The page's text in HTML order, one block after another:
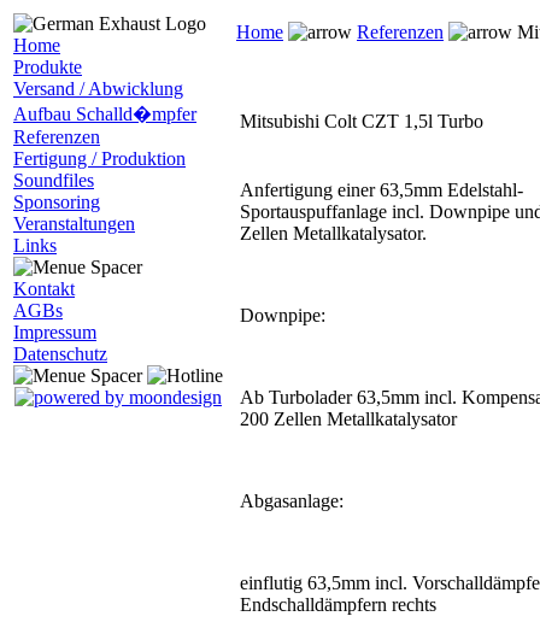
Home
Produkte
Versand / Abwicklung
Aufbau Schalld�mpfer
Referenzen
Fertigung / Produktion
Soundfiles
Sponsoring
Veranstaltungen
Links
Kontakt
AGBs
Impressum
Datenschutz
Home Referenzen
Mitsubishi Colt CZT 1,5l Turbo
Anfertigung einer 63,5mm Edelstahl-
Sportauspuffanlage incl. Downpipe
Zellen Metallkatalysator.
Downpipe:
Ab Turbolader 63,5mm incl.
200 Zellen Metallkatalysator
Abgasanlage:
einflutig 63,5mm incl.
Endschalldämpfern rechts